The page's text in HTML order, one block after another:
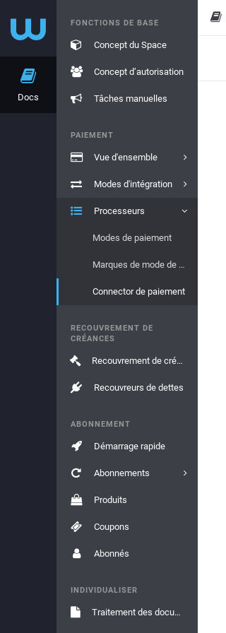
Docs
FONCTIONS DE BASE
Concept du Space
Concept d’autorisation
Tâches manuelles
PAIEMENT
Vue d'ensemble
Modes d'intégration
Processeurs
Modes de paiement
Marques de mode de paiement
Connector de paiement
RECOUVREMENT DE
CRÉANCES
Recouvrement de créances
Recouvreurs de dettes
ABONNEMENT
Démarrage rapide
Abonnements
Produits
Coupons
Abonnés
INDIVIDUALISER
Traitement des documents